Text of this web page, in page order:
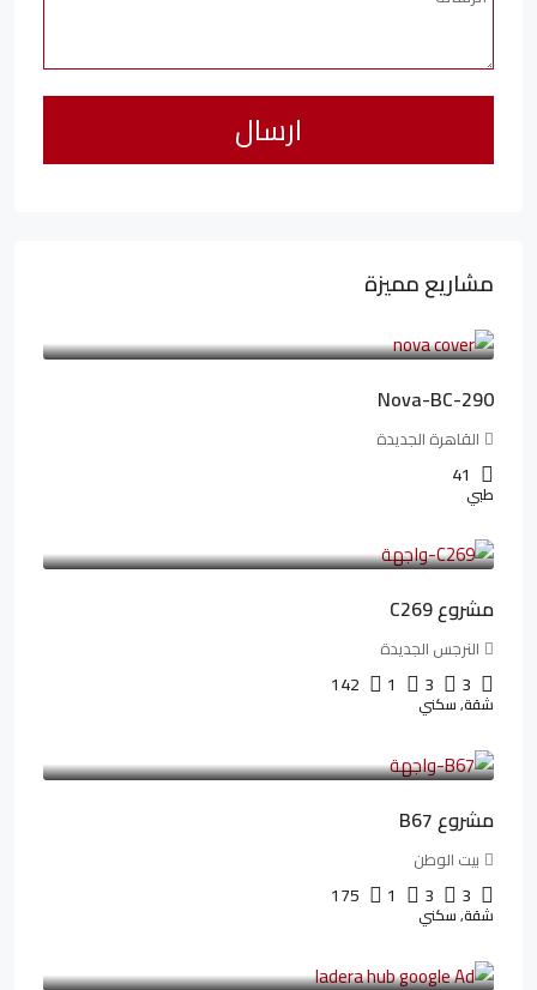
مشاريع مميزة
Nova-BC-290
القاهرة الجديدة
41
طبي
مشروع C269
النرجس الجديدة
3
3
1
142
شقة, سكني
مشروع B67
بيت الوطن
3
3
1
175
شقة, سكني